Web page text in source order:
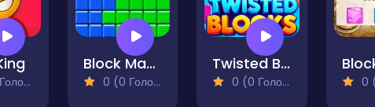
Block Master - Super Puzzle
0 (0 Голосів)
Twisted Blocks
0 (0 Голосів) 0